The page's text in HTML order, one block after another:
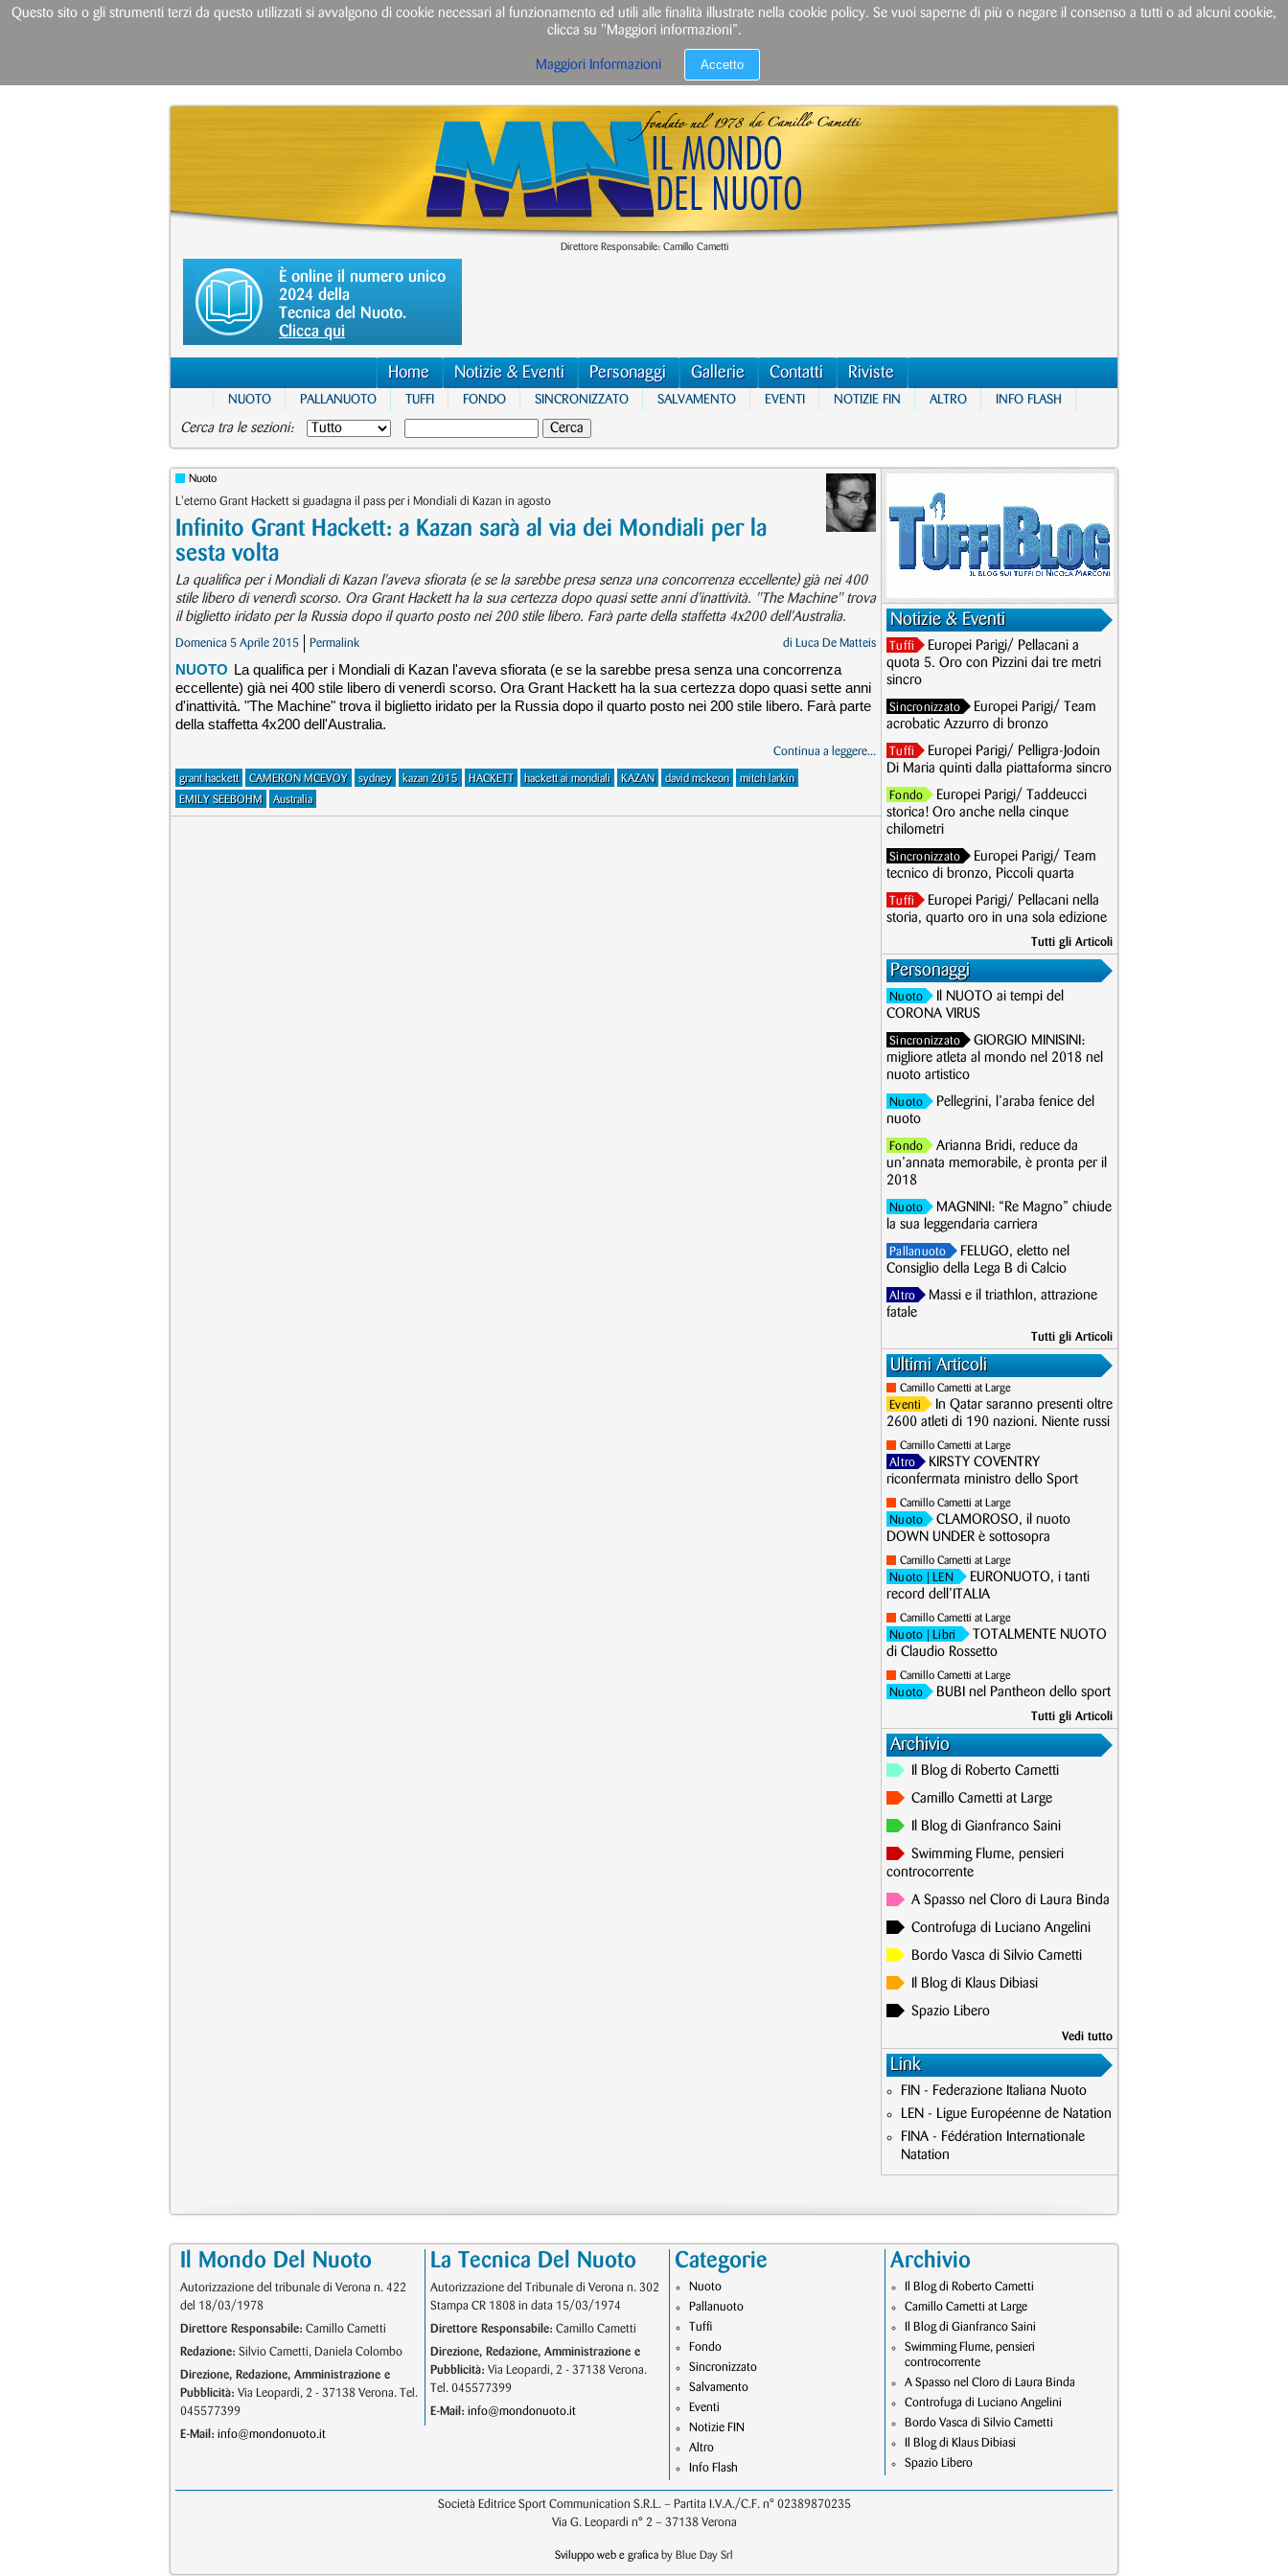
Direttore Responsabile: Camillo Cametti
È online il numero unico
2024 della
Tecnica del Nuoto.
Clicca qui
Home Notizie & Eventi Personaggi Gallerie Contatti Riviste
NUOTO PALLANUOTO TUFFI FONDO SINCRONIZZATO SALVAMENTO EVENTI NOTIZIE FIN ALTRO INFO FLASH
Cerca tra le sezioni:
Nuoto
L'eterno Grant Hackett si guadagna il pass per i Mondiali di Kazan in agosto
Infinito Grant Hackett: a Kazan sarà al via dei Mondiali per la
sesta volta
La qualifica per i Mondiali di Kazan l'aveva sfiorata (e se la sarebbe presa senza una concorrenza eccellente) già nei 400
stile libero di venerdì scorso. Ora Grant Hackett ha la sua certezza dopo quasi sette anni d'inattività. "The Machine" trova
il biglietto iridato per la Russia dopo il quarto posto nei 200 stile libero. Farà parte della staffetta 4x200 dell'Australia.
Domenica 5 Aprile 2015 Permalink di Luca De Matteis
NUOTO La qualifica per i Mondiali di Kazan l'aveva sfiorata (e se la sarebbe presa senza una concorrenza
eccellente) già nei 400 stile libero di venerdì scorso. Ora Grant Hackett ha la sua certezza dopo quasi sette anni
d'inattività. "The Machine" trova il biglietto iridato per la Russia dopo il quarto posto nei 200 stile libero. Farà parte
della staffetta 4x200 dell'Australia.
Continua a leggere...
grant hackett CAMERON MCEVOY sydney kazan 2015 HACKETT hackett ai mondiali KAZAN david mckeon
mitch larkin
EMILY SEEBOHM
Australia
Notizie & Eventi
Tuffi
Europei Parigi/ Pellacani a
quota 5. Oro con Pizzini dai tre metri
sincro
Sincronizzato
Europei Parigi/ Team
acrobatic Azzurro di bronzo
Tuffi
Europei Parigi/ Pelligra-Jodoin
Di Maria quinti dalla piattaforma sincro
Fondo
Europei Parigi/ Taddeucci
storica! Oro anche nella cinque
chilometri
Sincronizzato
Europei Parigi/ Team
tecnico di bronzo, Piccoli quarta
Tuffi
Europei Parigi/ Pellacani nella
storia, quarto oro in una sola edizione
Tutti gli Articoli
Personaggi
Nuoto
Il NUOTO ai tempi del
CORONA VIRUS
Sincronizzato
GIORGIO MINISINI:
migliore atleta al mondo nel 2018 nel
nuoto artistico
Nuoto
Pellegrini, l’araba fenice del
nuoto
Fondo
Arianna Bridi, reduce da
un’annata memorabile, è pronta per il
2018
Nuoto
MAGNINI: “Re Magno” chiude
la sua leggendaria carriera
Pallanuoto
FELUGO, eletto nel
Consiglio della Lega B di Calcio
Altro
Massi e il triathlon, attrazione
fatale
Tutti gli Articoli
Ultimi Articoli
Camillo Cametti at Large
Eventi
In Qatar saranno presenti oltre
2600 atleti di 190 nazioni. Niente russi
Camillo Cametti at Large
Altro
KIRSTY COVENTRY
riconfermata ministro dello Sport
Camillo Cametti at Large
Nuoto
CLAMOROSO, il nuoto
DOWN UNDER è sottosopra
Camillo Cametti at Large
Nuoto | LEN
EURONUOTO, i tanti
record dell’ITALIA
Camillo Cametti at Large
Nuoto | Libri
TOTALMENTE NUOTO
di Claudio Rossetto
Camillo Cametti at Large
Nuoto BUBI nel Pantheon dello sport
Tutti gli Articoli
Archivio
Il Blog di Roberto Cametti
Camillo Cametti at Large
Il Blog di Gianfranco Saini
Swimming Flume, pensieri
controcorrente
A Spasso nel Cloro di Laura Binda
Controfuga di Luciano Angelini
Bordo Vasca di Silvio Cametti
Il Blog di Klaus Dibiasi
Spazio Libero
Vedi tutto
Link
FIN - Federazione Italiana Nuoto
LEN - Ligue Européenne de Natation
FINA - Fédération Internationale
Natation
Il Mondo Del Nuoto
Autorizzazione del tribunale di Verona n. 422
del 18/03/1978
Direttore Responsabile: Camillo Cametti
Redazione: Silvio Cametti, Daniela Colombo
Direzione, Redazione, Amministrazione e
Pubblicità: Via Leopardi, 2 - 37138 Verona. Tel.
045577399
E-Mail: info@mondonuoto.it
La Tecnica Del Nuoto
Autorizzazione del Tribunale di Verona n. 302
Stampa CR 1808 in data 15/03/1974
Direttore Responsabile: Camillo Cametti
Direzione, Redazione, Amministrazione e
Pubblicità: Via Leopardi, 2 - 37138 Verona.
Tel. 045577399
E-Mail: info@mondonuoto.it
Categorie
Nuoto
Pallanuoto
Tuffi
Fondo
Sincronizzato
Salvamento
Eventi
Notizie FIN
Altro
Info Flash
Archivio
Il Blog di Roberto Cametti
Camillo Cametti at Large
Il Blog di Gianfranco Saini
Swimming Flume, pensieri
controcorrente
A Spasso nel Cloro di Laura Binda
Controfuga di Luciano Angelini
Bordo Vasca di Silvio Cametti
Il Blog di Klaus Dibiasi
Spazio Libero
Società Editrice Sport Communication S.R.L. – Partita I.V.A./C.F. n° 02389870235
Via G. Leopardi n° 2 – 37138 Verona
Sviluppo web e grafica by Blue Day Srl
Questo sito o gli strumenti terzi da questo utilizzati si avvalgono di cookie necessari al funzionamento ed utili alle finalità illustrate nella cookie policy. Se vuoi saperne di più o negare il consenso a tutti o ad alcuni cookie,
clicca su "Maggiori informazioni”.
Maggiori Informazioni Accetto